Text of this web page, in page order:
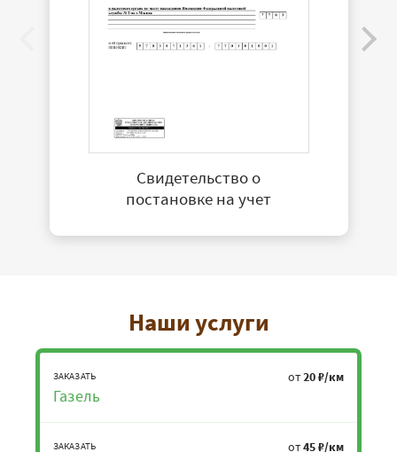
Свидетельство о
постановке на учет
Наши услуги
ЗАКАЗАТЬ
Газель
от20 ₽/км
ЗАКАЗАТЬ от45 ₽/км